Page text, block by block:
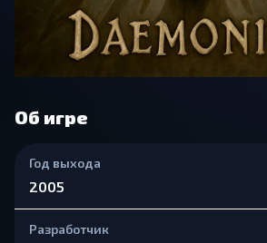
Об игре
Год выхода
2005
Разработчик